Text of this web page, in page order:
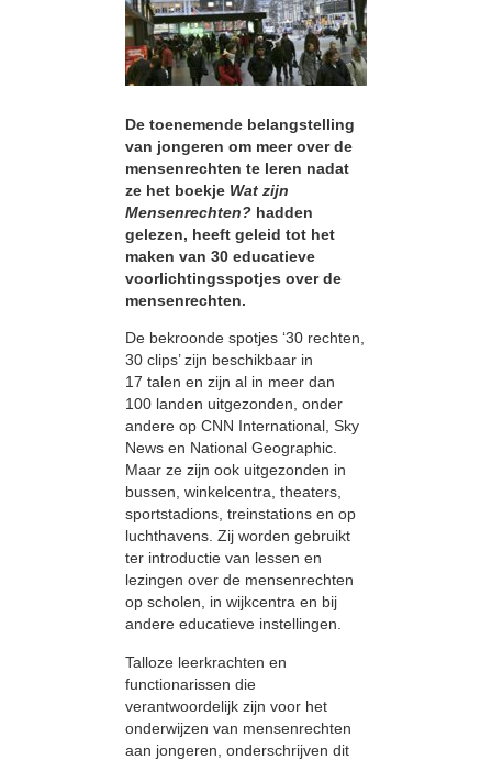
De toenemende belangstelling
van jongeren om meer over de
mensenrechten te leren nadat
ze het boekje Wat zijn
Mensenrechten? hadden
gelezen, heeft geleid tot het
maken van 30 educatieve
voorlichtingsspotjes over de
mensenrechten.
De bekroonde spotjes ‘30 rechten,
30 clips’ zijn beschikbaar in
17 talen en zijn al in meer dan
100 landen uitgezonden, onder
andere op CNN International, Sky
News en National Geographic.
Maar ze zijn ook uitgezonden in
bussen, winkelcentra, theaters,
sportstadions, treinstations en op
luchthavens. Zij worden gebruikt
ter introductie van lessen en
lezingen over de mensenrechten
op scholen, in wijkcentra en bij
andere educatieve instellingen.
Talloze leerkrachten en
functionarissen die
verantwoordelijk zijn voor het
onderwijzen van mensenrechten
aan jongeren, onderschrijven dit